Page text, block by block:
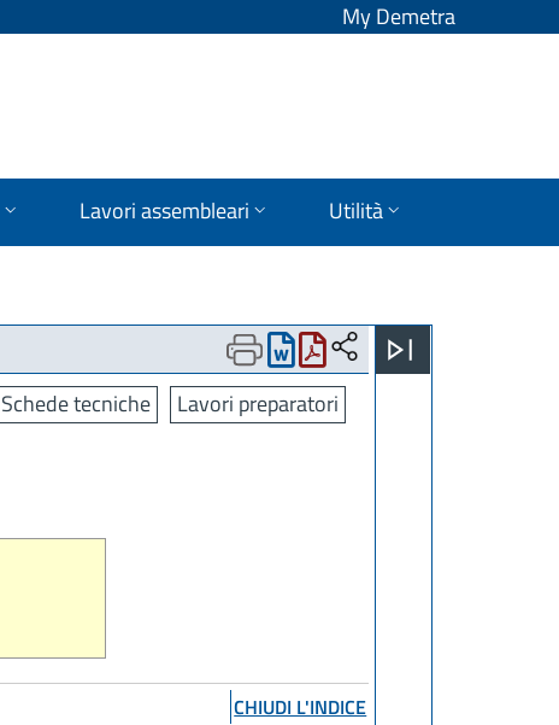
My Demetra
Lavori assembleari Utilità
Schede tecniche Lavori preparatori
CHIUDI L'INDICE